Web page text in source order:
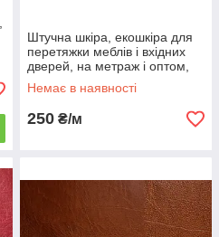
Штучна шкіра, екошкіра для
перетяжки меблів і вхідних
дверей, на метраж і оптом,
ширина 1,4 м
Немає в наявності
250 ₴/м